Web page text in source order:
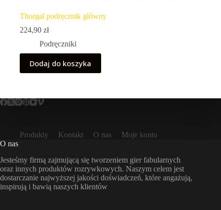
Thorgal podręcznik główny
224,90 zł
Podręczniki
Dodaj do koszyka
Produkty Kontakt O nas
Moje konto
O nas
Jesteśmy firmą zajmującą się tworzeniem gier fabularnych
oraz innych produktów rozrywkowych. Naszym celem jest
dostarczanie najwyższej jakości doświadczeń, które angażują,
inspirują i bawią naszych klientów